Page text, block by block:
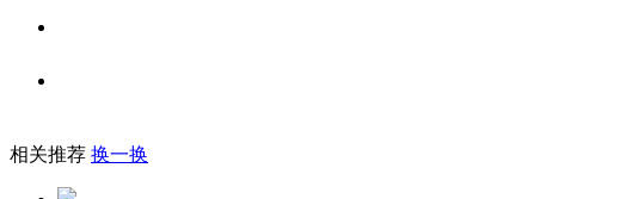
相关推荐 换一换